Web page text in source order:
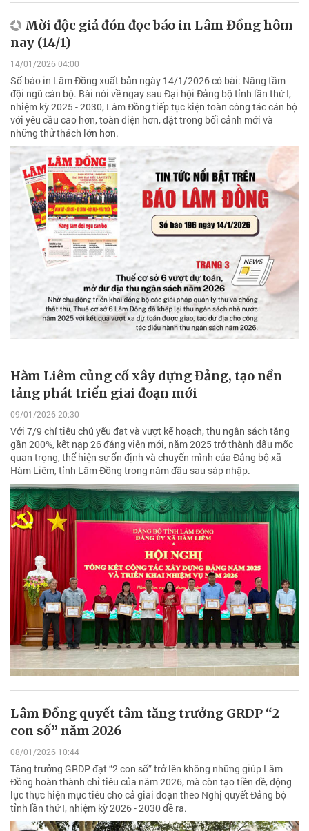
Mời độc giả đón đọc báo in Lâm Đồng hôm
nay (14/1)
14/01/2026 04:00
Số báo in Lâm Đồng xuất bản ngày 14/1/2026 có bài: Nâng tầm
đội ngũ cán bộ. Bài nói về ngay sau Đại hội Đảng bộ tỉnh lần thứ I,
nhiệm kỳ 2025 - 2030, Lâm Đồng tiếp tục kiện toàn công tác cán bộ
với yêu cầu cao hơn, toàn diện hơn, đặt trong bối cảnh mới và
những thử thách lớn hơn.
Hàm Liêm củng cố xây dựng Đảng, tạo nền
tảng phát triển giai đoạn mới
09/01/2026 20:30
Với 7/9 chỉ tiêu chủ yếu đạt và vượt kế hoạch, thu ngân sách tăng
gần 200%, kết nạp 26 đảng viên mới, năm 2025 trở thành dấu mốc
quan trọng, thể hiện sự ổn định và chuyển mình của Đảng bộ xã
Hàm Liêm, tỉnh Lâm Đồng trong năm đầu sau sáp nhập.
Lâm Đồng quyết tâm tăng trưởng GRDP “2
con số” năm 2026
08/01/2026 10:44
Tăng trưởng GRDP đạt “2 con số” trở lên không những giúp Lâm
Đồng hoàn thành chỉ tiêu của năm 2026, mà còn tạo tiền đề, động
lực thực hiện mục tiêu cho cả giai đoạn theo Nghị quyết Đảng bộ
tỉnh lần thứ I, nhiệm kỳ 2026 - 2030 đề ra.